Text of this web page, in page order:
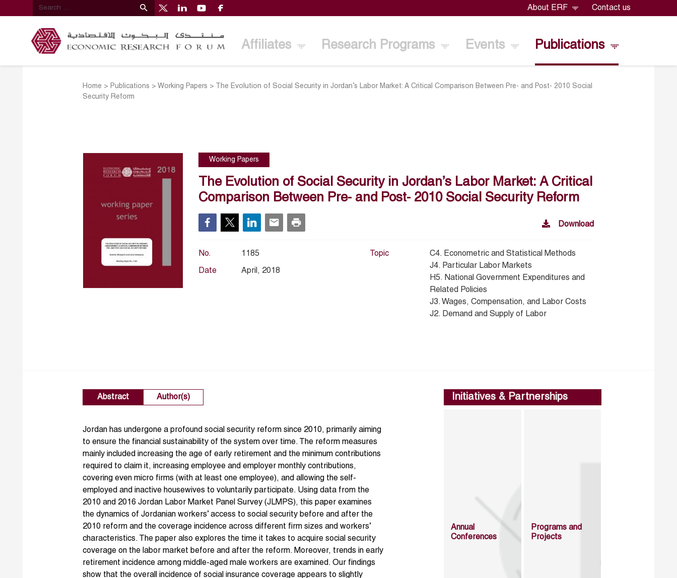
About ERF Contact us
Affiliates Research Programs Events Publications
Home > Publications >Working Papers >
The Evolution of Social Security in Jordan’s Labor Market: A Critical Comparison Between Pre- and Post- 2010 Social
Security Reform
Working Papers
The Evolution of Social Security in Jordan’s Labor Market: A Critical
Comparison Between Pre- and Post- 2010 Social Security Reform
Download
No. 1185
Date April, 2018
Topic
C4. Econometric and Statistical Methods
J4. Particular Labor Markets
H5. National Government Expenditures and
Related Policies
J3. Wages, Compensation, and Labor Costs
J2. Demand and Supply of Labor
Abstract Author(s)
Jordan has undergone a profound social security reform since 2010, primarily aiming
to ensure the financial sustainability of the system over time. The reform measures
mainly included increasing the age of early retirement and the minimum contributions
required to claim it, increasing employee and employer monthly contributions,
covering even micro firms (with at least one employee), and allowing the self-
employed and inactive housewives to voluntarily participate. Using data from the
2010 and 2016 Jordan Labor Market Panel Survey (JLMPS), this paper examines
the dynamics of Jordanian workers’ access to social security before and after the
2010 reform and the coverage incidence across different firm sizes and workers’
characteristics. The paper also explores the time it takes to acquire social security
coverage on the labor market before and after the reform. Moreover, trends in early
retirement incidence among middle-aged male workers are examined. Our findings
show that the overall incidence of social insurance coverage appears to slightly
Initiatives & Partnerships
Annual
Conferences
Programs and
Projects